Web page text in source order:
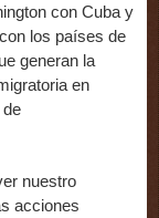
con Cuba y
los países de
generan la
en
nuestro
acciones